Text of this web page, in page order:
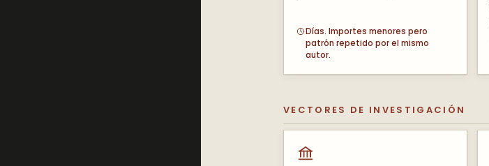
Días. Importes menores pero
patrón repetido por el mismo
autor.
VECTORES DE INVESTIGACIÓN